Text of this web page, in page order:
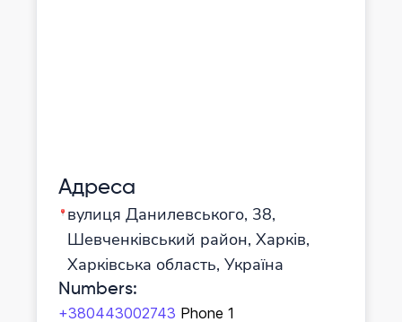
Адреса
вулиця Данилевського, 38,
Шевченківський район, Харків,
Харківська область, Україна
Numbers:
+380443002743 Phone 1